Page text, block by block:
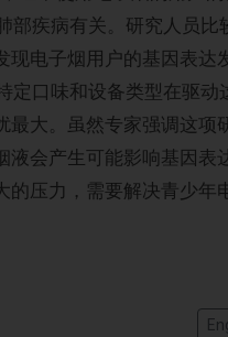
部疾病有关。研究人员比
电子烟用户的基因表达
定口味和设备类型在驱动
大。虽然专家强调这项
会产生可能影响基因表
压力，需要解决青少年